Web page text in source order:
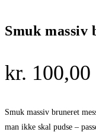
Smuk massiv
kr. 100,00
Smuk massiv bruneret
man ikke skal pudse –